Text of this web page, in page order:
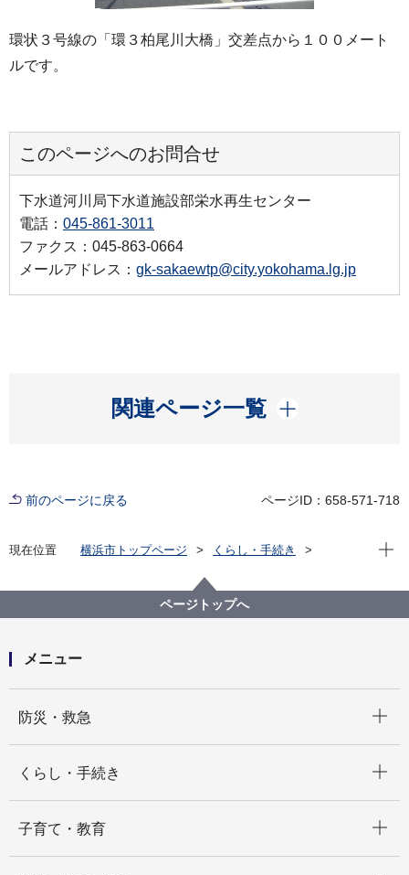
環状３号線の「環３柏尾川大橋」交差点から１００メート
ルです。
このページへのお問合せ
下水道河川局下水道施設部栄水再生センター
電話： 045-861-3011
ファクス：045-863-0664
メールアドレス： gk-sakaewtp@city.yokohama.lg.jp
関連ページ一覧
開く
前のページに戻る ページID：658-571-718
現在位置 横浜市トップページ
くらし・手続き
水再生センター・事務所
水再生センター等の紹介
栄第二水再生センター
栄第二水再生センター
現在
ページトップへ
メニュー
防災・救急
くらし・手続き
子育て・教育